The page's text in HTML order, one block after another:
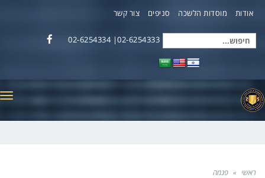
אודות מוסדות הלשכה סניפים צור קשר
חיפוש
02-6254333| 02-6254334
ראשי » פנמה